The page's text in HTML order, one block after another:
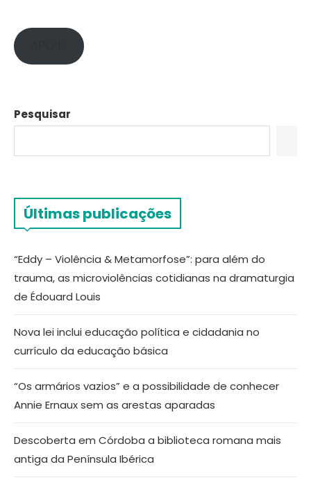
Pesquisar
Últimas publicações
“Eddy – Violência & Metamorfose”: para além do
trauma, as microviolências cotidianas na dramaturgia
de Édouard Louis
Nova lei inclui educação política e cidadania no
currículo da educação básica
“Os armários vazios” e a possibilidade de conhecer
Annie Ernaux sem as arestas aparadas
Descoberta em Córdoba a biblioteca romana mais
antiga da Península Ibérica